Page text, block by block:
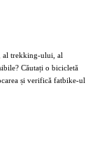
al trekking-ului, al
Căutați o bicicletă
și verifică fatbike-ul